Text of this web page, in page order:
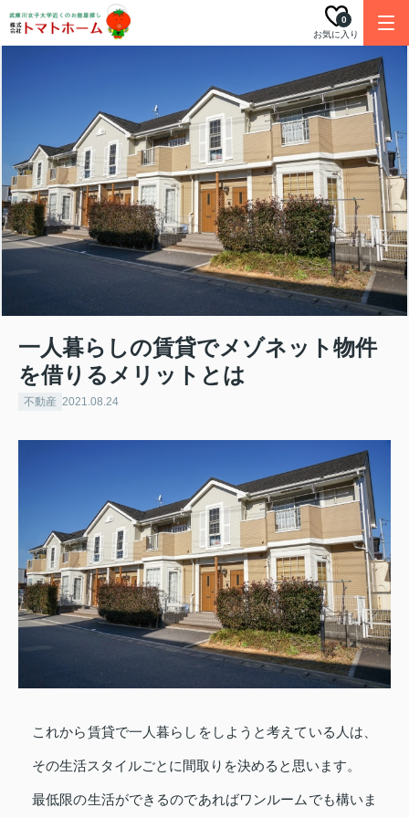
お気に入り
0
一人暮らしの賃貸でメゾネット物件
を借りるメリットとは
不動産 2021.08.24
これから賃貸で一人暮らしをしようと考えている人は、
その生活スタイルごとに間取りを決めると思います。
最低限の生活ができるのであればワンルームでも構いま